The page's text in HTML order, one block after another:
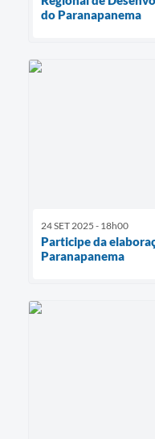
do Paranapanema
24 SET 2025 - 18h00
Participe da
Paranapanema